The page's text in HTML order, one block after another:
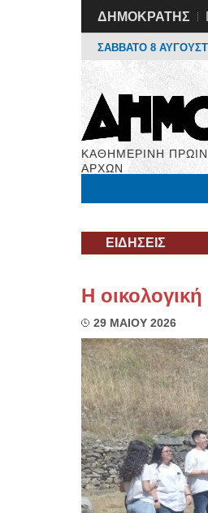
ΔΗΜΟΚΡΑΤΗΣ
ΣΑΒΒΑΤΟ 8
ΚΑΘΗΜΕΡΙΝΗ
ΑΡΧΩΝ
ΕΙΔΗΣΕΙΣ
Η
29 ΜΑΙΟΥ 2026